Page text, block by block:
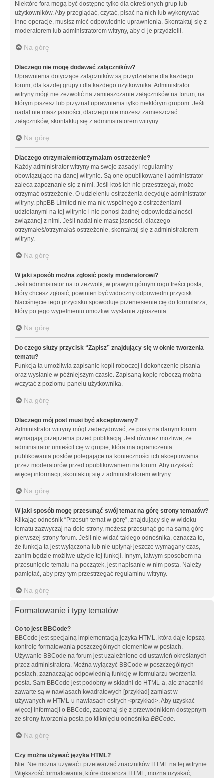
Niektóre fora mogą być dostępne tylko dla określonych grup lub
użytkowników. Aby przeglądać, czytać, pisać na nich lub wykonywać
inne operacje, musisz mieć odpowiednie uprawnienia. Skontaktuj się z
moderatorem lub administratorem witryny, aby ci je przydzielił.
Na górę
Dlaczego nie mogę dodawać załączników?
Uprawnienia dotyczące załączników są przydzielane dla każdego
forum, dla każdej grupy i dla każdego użytkownika. Administrator
witryny mógł nie zezwolić na zamieszczanie załączników na forum, na
którym piszesz lub przyznał uprawnienia tylko niektórym grupom. Jeśli
nadal nie masz jasności, dlaczego nie możesz zamieszczać
załączników, skontaktuj się z administratorem witryny.
Na górę
Dlaczego otrzymałem/otrzymałam ostrzeżenie?
Każdy administrator witryny ma swoje zasady i regulaminy
obowiązujące na danej witrynie. Są one opublikowane i administrator
zaleca zapoznanie się z nimi. Jeśli ktoś ich nie przestrzegał, może
otrzymać ostrzeżenie. O udzieleniu ostrzeżenia decyduje administrator
witryny. phpBB Limited nie ma nic wspólnego z ostrzeżeniami
udzielanymi na tej witrynie i nie ponosi żadnej odpowiedzialności
związanej z nimi. Jeśli nadal nie masz jasności, dlaczego
otrzymałeś/otrzymałaś ostrzeżenie, skontaktuj się z administratorem
witryny.
Na górę
W jaki sposób można zgłosić posty moderatorowi?
Jeśli administrator na to zezwolił, w prawym górnym rogu treści posta,
który chcesz zgłosić, powinien być widoczny odpowiedni przycisk.
Naciśnięcie tego przycisku spowoduje przeniesienie cię do formularza,
który po jego wypełnieniu umożliwi wysłanie zgłoszenia.
Na górę
Do czego służy przycisk “Zapisz” znajdujący się w oknie tworzenia
tematu?
Funkcja ta umożliwia zapisanie kopii roboczej i dokończenie pisania
oraz wysłanie w późniejszym czasie. Zapisaną kopię roboczą można
wczytać z poziomu panelu użytkownika.
Na górę
Dlaczego mój post musi być akceptowany?
Administrator witryny mógł zadecydować, że posty na danym forum
wymagają przejrzenia przed publikacją. Jest również możliwe, że
administrator umieścił cię w grupie, która ma ograniczenia
publikowania postów polegające na konieczności ich akceptowania
przez moderatorów przed opublikowaniem na forum. Aby uzyskać
więcej informacji, skontaktuj się z administratorem witryny.
Na górę
W jaki sposób mogę przesunąć swój temat na górę strony tematów?
Klikając odnośnik “Przesuń temat w górę”, znajdujący się w widoku
tematu zazwyczaj na dole strony, możesz przesunąć go na samą górę
pierwszej strony forum. Jeśli nie widać takiego odnośnika, oznacza to,
że funkcja ta jest wyłączona lub nie upłynął jeszcze wymagany czas,
zanim będzie możliwe użycie tej funkcji. Innym, łatwym sposobem na
przesunięcie tematu na początek, jest napisanie w nim posta. Należy
pamiętać, aby przy tym przestrzegać regulaminu witryny.
Na górę
Formatowanie i typy tematów
Co to jest BBCode?
BBCode jest specjalną implementacją języka HTML, która daje lepszą
kontrolę formatowania poszczególnych elementów w postach.
Używanie BBCode na forum jest uzależnione od ustawień określanych
przez administratora. Można wyłączyć BBCode w poszczególnych
postach, zaznaczając odpowiednią funkcję w formularzu tworzenia
posta. Sam BBCode jest podobny w składni do HTML-a, ale znaczniki
zawarte są w nawiasach kwadratowych [przykład] zamiast w
używanych w HTML-u nawiasach ostrych <przykład>. Aby uzyskać
więcej informacji o BBCode, zapoznaj się z przewodnikiem dostępnym
ze strony tworzenia posta po kliknięciu odnośnika BBCode.
Na górę
Czy można używać języka HTML?
Nie. Nie można używać i przetwarzać znaczników HTML na tej witrynie.
Większość formatowania, które dostarcza HTML, można uzyskać,